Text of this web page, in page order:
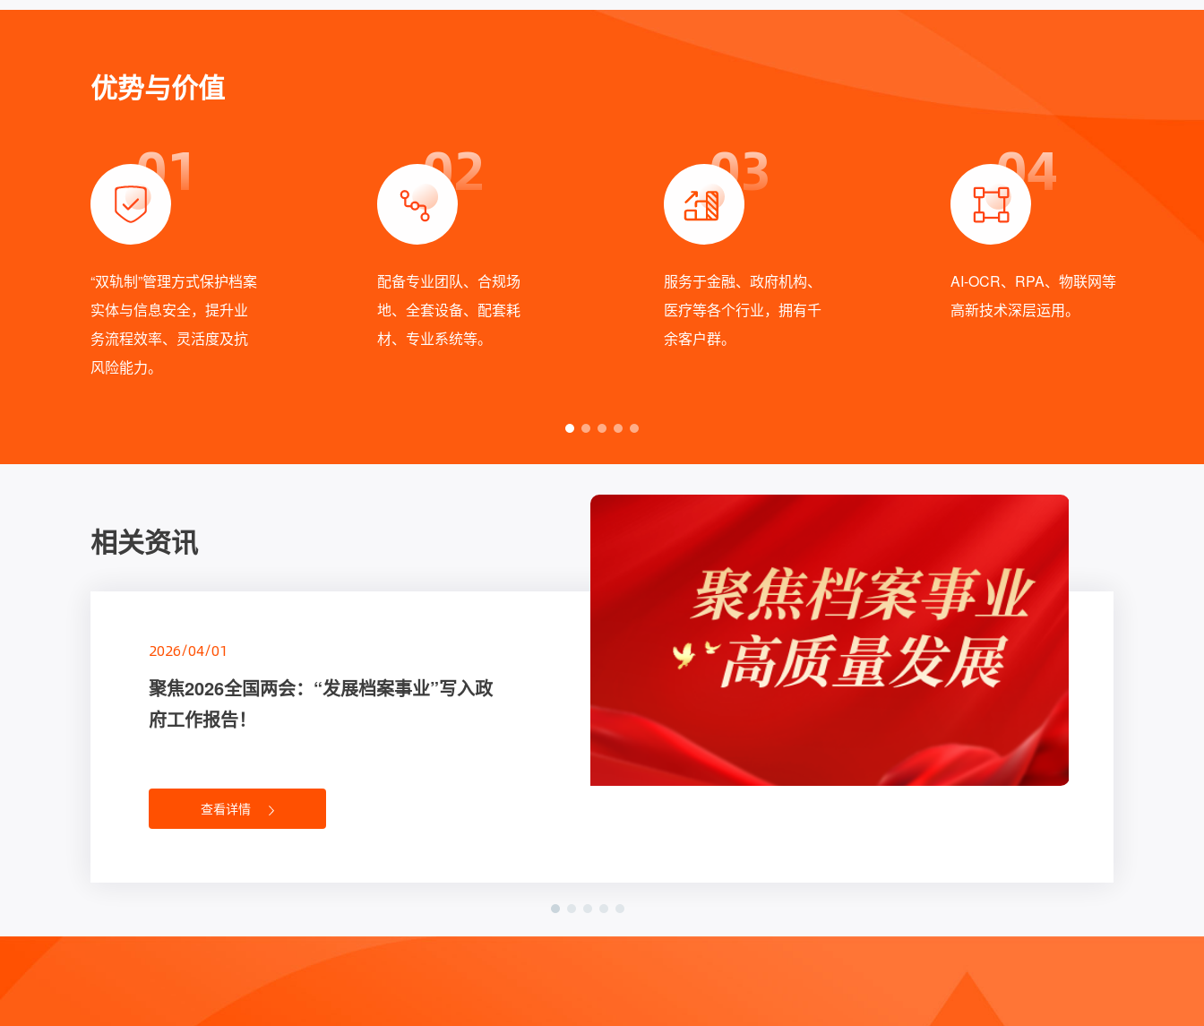
优势与价值
“双轨制”管理方式保护档案
实体与信息安全，提升业
务流程效率、灵活度及抗
风险能力。
01
配备专业团队、合规场
地、全套设备、配套耗
材、专业系统等。
02
服务于金融、政府机构、
医疗等各个行业，拥有千
余客户群。
03
AI-OCR、RPA、物联网等
高新技术深层运用。
04
相关资讯
2026/04/01
聚焦2026全国两会：“发展档案事业”写入政
府工作报告！
查看详情
2025/02/27
银雁档案管理系统×DeepSeek，将带来哪些
新体验？
查看详情
2024/10/14
档案职业技能大比拼，“银雁科技杯”第四届
山东省竞赛圆满落幕！
查看详情
2024/08/01
别问了，这就告诉你建设数字档案室的秘
诀！
查看详情
2024/08/01
银雁科技助力“2024国际档案研修班”成功举
办，速览~
查看详情